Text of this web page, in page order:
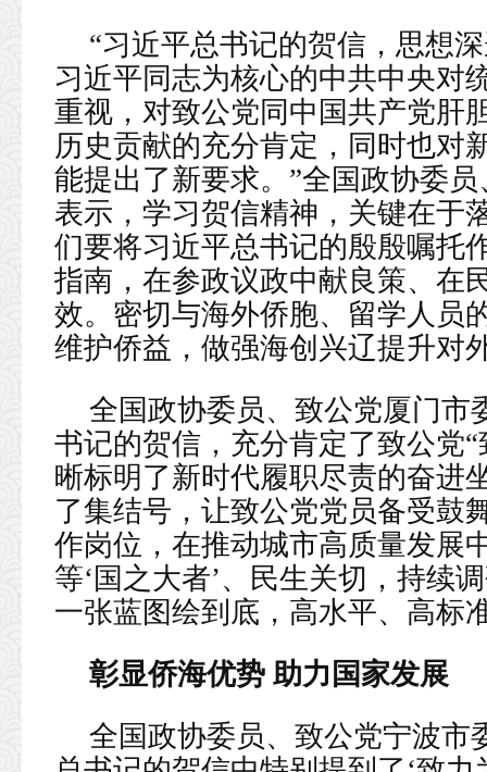
“习近平总书记的贺信，思想
习近平同志为核心的中共中央对
重视，对致公党同中国共产党肝
历史贡献的充分肯定，同时也对
能提出了新要求。”全国政协委
表示，学习贺信精神，关键在于
们要将习近平总书记的殷殷嘱托
指南，在参政议政中献良策、在
效。密切与海外侨胞、留学人员
维护侨益，做强海创兴辽提升对
全国政协委员、致公党厦门市
书记的贺信，充分肯定了致公党
晰标明了新时代履职尽责的奋进
了集结号，让致公党党员备受鼓
作岗位，在推动城市高质量发展
等‘国之大者’、民生关切，持续
一张蓝图绘到底，高水平、高标
彰显侨海优势 助力国家发展
全国政协委员、致公党宁波市